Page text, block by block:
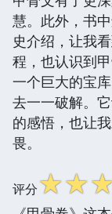
慧。此外，书
史介绍，让我
程，也认识到
一个巨大的宝
去一一破解。
的感悟，也让
畏。
评分☆☆